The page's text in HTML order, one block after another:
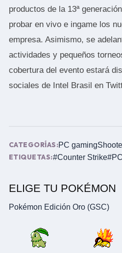
productos de la 13ª
probar en vivo e ingame los
empresa. Asimismo, se
actividades y pequeños
cobertura del evento estará
sociales de Intel Brasil en
CATEGORÍAS:PC gaming
ETIQUETAS:#Counter Strike
ELIGE TU POKÉMON
Pokémon Edición Oro (GSC)